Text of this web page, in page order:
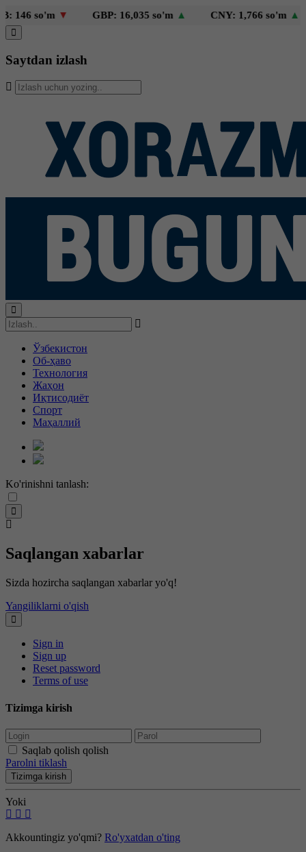
so'm▼ GBP: 16,035 so'm▲ CNY: 1,766 so'm▲
Saytdan izlash
Ўзбекистон
Об-ҳаво
Технология
Жаҳон
Иқтисодиёт
Спорт
Маҳаллий
Ko'rinishni tanlash:
Saqlangan xabarlar
Sizda hozircha saqlangan xabarlar yo'q!
Yangiliklarni o'qish
Sign in
Sign up
Reset password
Terms of use
Tizimga kirish
Saqlab qolish qolish
Parolni tiklash
Tizimga kirish
Yoki
Akkountingiz yo'qmi? Ro'yxatdan o'ting